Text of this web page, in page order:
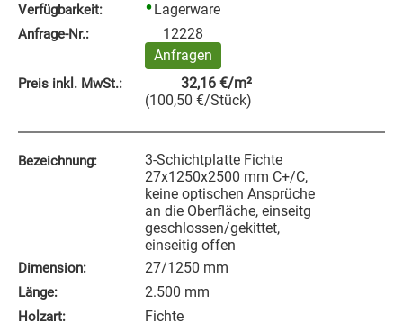
Verfügbarkeit: Lagerware
Anfrage‑Nr.:
12228
Anfragen
Preis inkl. MwSt.: 32,16 €/m²
(100,50 €/Stück)
Bezeichnung:
3-Schichtplatte Fichte
27x1250x2500 mm C+/C,
keine optischen Ansprüche
an die Oberfläche, einseitg
geschlossen/gekittet,
einseitig offen
Dimension: 27/1250 mm
Länge: 2.500 mm
Holzart: Fichte